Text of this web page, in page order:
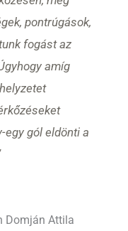
pontrúgások,
fogást az
amíg
egy gól eldönti a
Domján Attila